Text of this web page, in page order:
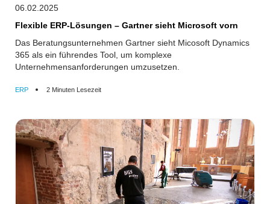
06.02.2025
Flexible ERP-Lösungen – Gartner sieht Microsoft vorn
Das Beratungsunternehmen Gartner sieht Micosoft Dynamics
365 als ein führendes Tool, um komplexe
Unternehmensanforderungen umzusetzen.
ERP 2 Minuten Lesezeit